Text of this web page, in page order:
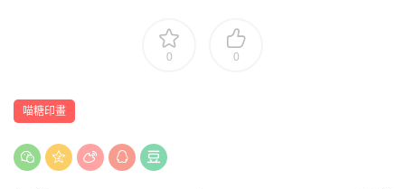
0 0
喵糖印畫